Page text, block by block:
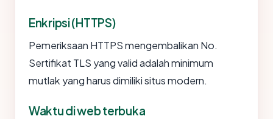
Enkripsi (HTTPS)
Pemeriksaan HTTPS mengembalikan No.
Sertifikat TLS yang valid adalah minimum
mutlak yang harus dimiliki situs modern.
Waktu di web terbuka